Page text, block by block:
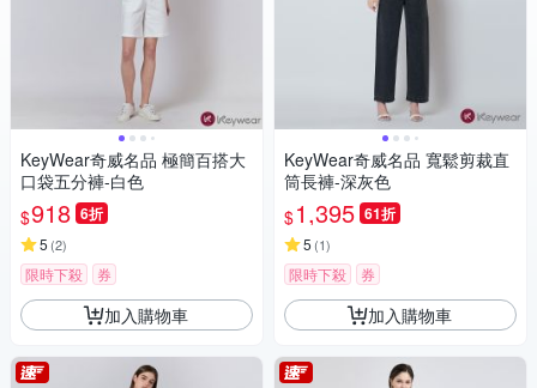
KeyWear奇威名品 極簡百搭大
口袋五分褲-白色
$918 6折
5 (2)
限時下殺 券
加入購物車
KeyWear奇威名品 寬鬆剪裁直
筒長褲-深灰色
$1,395 61折
5 (1)
限時下殺 券
加入購物車